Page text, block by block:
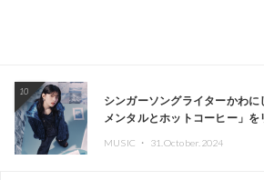
10
シンガーソングライターかわ
メンタルとホットコーヒー」を
MUSIC ・ 31.October.2024